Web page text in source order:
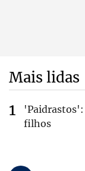
Mais lidas
'Paidrastos':
filhos